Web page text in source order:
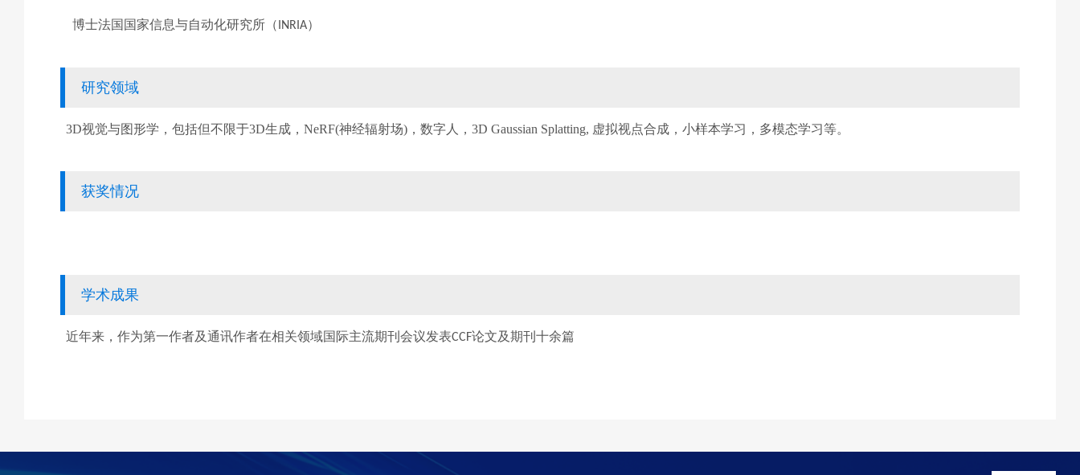
博士法国国家信息与自动化研究所（ INRIA）
研究领域
3D视觉与图形学，包括但不限于3D生成， NeRF(神经辐射场) ，数字人， 3D Gaussian Splatting, 虚拟视点合成，小样本学习，多模态学习等。
获奖情况
学术成果
近年来，作为第一作者及通讯作者在相关领域国际主流期刊会议发表CCF论文及期刊十余篇